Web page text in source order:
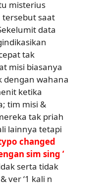
misterius
tersebut saat
data
tak
misi biasanya
dengan wahana
ketika
tim misi &
tak priah
lainnya tetapi
changed
sim sing ‘
serta tidak
ver ‘1 kali n